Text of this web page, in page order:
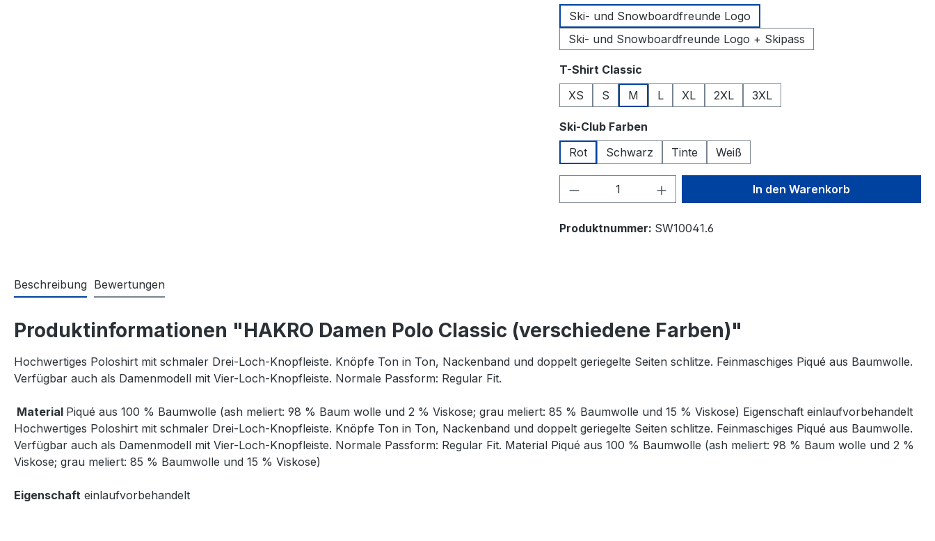
Ski- und Snowboardfreunde Logo
Ski- und Snowboardfreunde Logo + Skipass
T-Shirt Classic
XS
S M L XL 2XL 3XL
Ski-Club Farben
Rot
Schwarz Tinte Weiß
Produkt Anzahl: Gib den gewünschten Wert
In den Warenkorb
Produktnummer: SW10041.6
Beschreibung Bewertungen
Produktinformationen "HAKRO Damen Polo Classic (verschiedene Farben)"
Hochwertiges Poloshirt mit schmaler Drei-Loch-Knopfleiste. Knöpfe Ton in Ton, Nackenband und doppelt geriegelte Seiten schlitze. Feinmaschiges Piqué aus Baumwolle.
Verfügbar auch als Damenmodell mit Vier-Loch-Knopfleiste. Normale Passform: Regular Fit.
Material Piqué aus 100 % Baumwolle (ash meliert: 98 % Baum wolle und 2 % Viskose; grau meliert: 85 % Baumwolle und 15 % Viskose) Eigenschaft einlaufvorbehandelt
Hochwertiges Poloshirt mit schmaler Drei-Loch-Knopfleiste. Knöpfe Ton in Ton, Nackenband und doppelt geriegelte Seiten schlitze. Feinmaschiges Piqué aus Baumwolle.
Verfügbar auch als Damenmodell mit Vier-Loch-Knopfleiste. Normale Passform: Regular Fit. Material Piqué aus 100 % Baumwolle (ash meliert: 98 % Baum wolle und 2 %
Viskose; grau meliert: 85 % Baumwolle und 15 % Viskose)
Eigenschaft einlaufvorbehandelt